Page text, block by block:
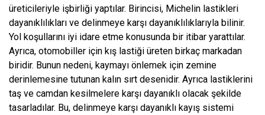
üreticileriyle işbirliği yaptılar. Birincisi, Michelin lastikleri
dayanıklılıkları ve delinmeye karşı dayanıklılıklarıyla bilinir.
Yol koşullarını iyi idare etme konusunda bir itibar yarattılar.
Ayrıca, otomobiller için kış lastiği üreten birkaç markadan
biridir. Bunun nedeni, kaymayı önlemek için zemine
derinlemesine tutunan kalın sırt desenidir. Ayrıca lastiklerini
taş ve camdan kesilmelere karşı dayanıklı olacak şekilde
tasarladılar. Bu, delinmeye karşı dayanıklı kayış sistemi